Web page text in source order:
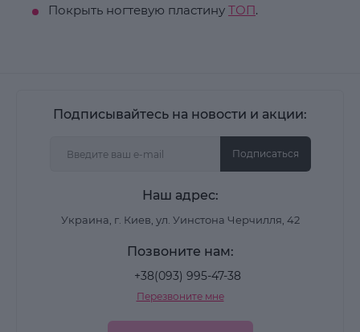
Покрыть ногтевую пластину ТОП.
Подписывайтесь на новости и акции:
Подписаться
Наш адрес:
Украина, г. Киев, ул. Уинстона Черчилля, 42
Позвоните нам:
+38(093) 995-47-38
Перезвоните мне